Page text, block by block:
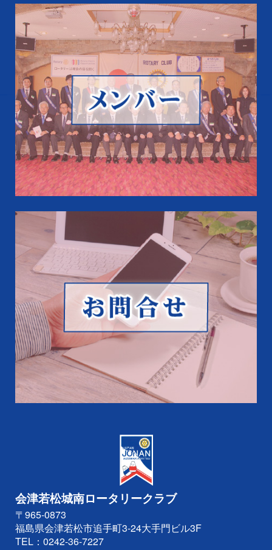
会津若松城南ロータリークラブ
〒965-0873
福島県会津若松市追手町3-24大手門ビル3F
TEL： 0242-36-7227